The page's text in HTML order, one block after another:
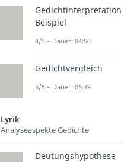
Gedichtinterpretation
Beispiel
4/5 – Dauer: 04:50
Gedichtvergleich
5/5 – Dauer: 05:39
Lyrik
Analyseaspekte Gedichte
Deutungshypothese